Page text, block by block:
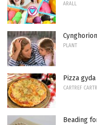
ARALL
PLANT
Pizza
CARTREF
Beading